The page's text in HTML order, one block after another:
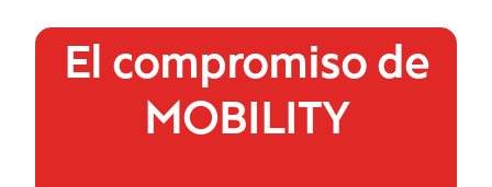
El compromiso de
MOBILITY